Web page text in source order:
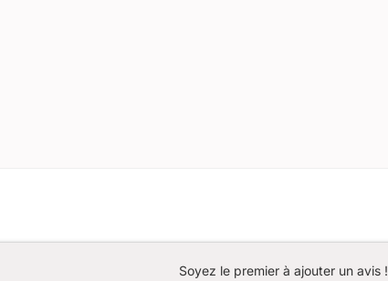
Soyez le premier à ajouter un avis !